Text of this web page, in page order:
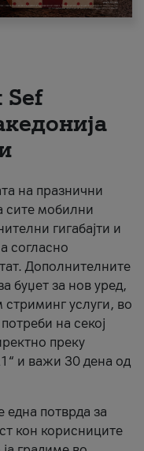
Sеf
на празнични
сите мобилни
гигабајти и
согласно
Дополнителните
буџет за нов уред,
услуги, во
на секој
преку
и важи 30 дена од
една потврда за
кон корисниците